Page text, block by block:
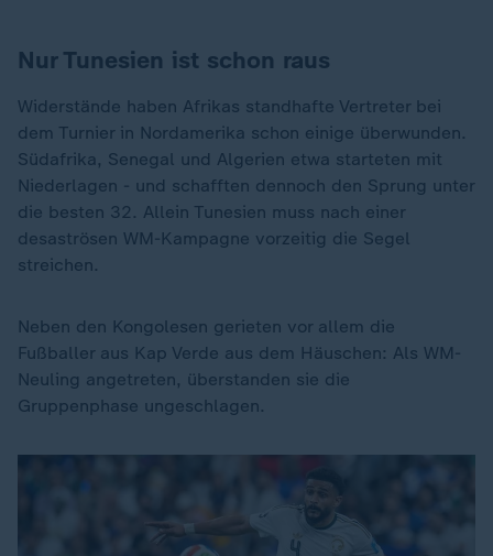
Nur Tunesien ist schon raus
Widerstände haben Afrikas standhafte Vertreter bei
dem Turnier in Nordamerika schon einige überwunden.
Südafrika, Senegal und Algerien etwa starteten mit
Niederlagen - und schafften dennoch den Sprung unter
die besten 32. Allein Tunesien muss nach einer
desaströsen WM-Kampagne vorzeitig die Segel
streichen.
Neben den Kongolesen gerieten vor allem die
Fußballer aus Kap Verde aus dem Häuschen: Als WM-
Neuling angetreten, überstanden sie die
Gruppenphase ungeschlagen.